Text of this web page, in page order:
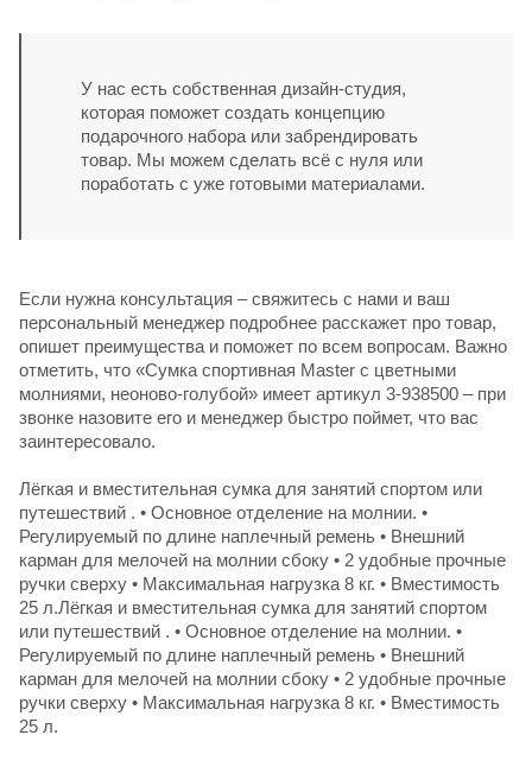
У нас есть собственная дизайн-студия,
которая поможет создать концепцию
подарочного набора или забрендировать
товар. Мы можем сделать всё с нуля или
поработать с уже готовыми материалами.
Если нужна консультация – свяжитесь с нами и ваш
персональный менеджер подробнее расскажет про товар,
опишет преимущества и поможет по всем вопросам. Важно
отметить, что «Сумка спортивная Master с цветными
молниями, неоново-голубой» имеет артикул 3-938500 – при
звонке назовите его и менеджер быстро поймет, что вас
заинтересовало.
Лёгкая и вместительная сумка для занятий спортом или
путешествий . • Основное отделение на молнии. •
Регулируемый по длине наплечный ремень • Внешний
карман для мелочей на молнии сбоку • 2 удобные прочные
ручки сверху • Максимальная нагрузка 8 кг. • Вместимость
25 л.Лёгкая и вместительная сумка для занятий спортом
или путешествий . • Основное отделение на молнии. •
Регулируемый по длине наплечный ремень • Внешний
карман для мелочей на молнии сбоку • 2 удобные прочные
ручки сверху • Максимальная нагрузка 8 кг. • Вместимость
25 л.